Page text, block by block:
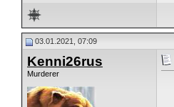
03.01.2021, 07:09
Kenni26rus
Murderer